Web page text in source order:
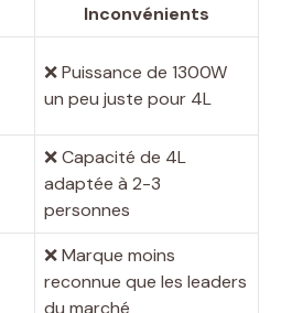
Inconvénients
❌ Puissance de 1300W
un peu juste pour 4L
❌ Capacité de 4L
adaptée à 2-3
personnes
❌ Marque moins
reconnue que les leaders
du marché